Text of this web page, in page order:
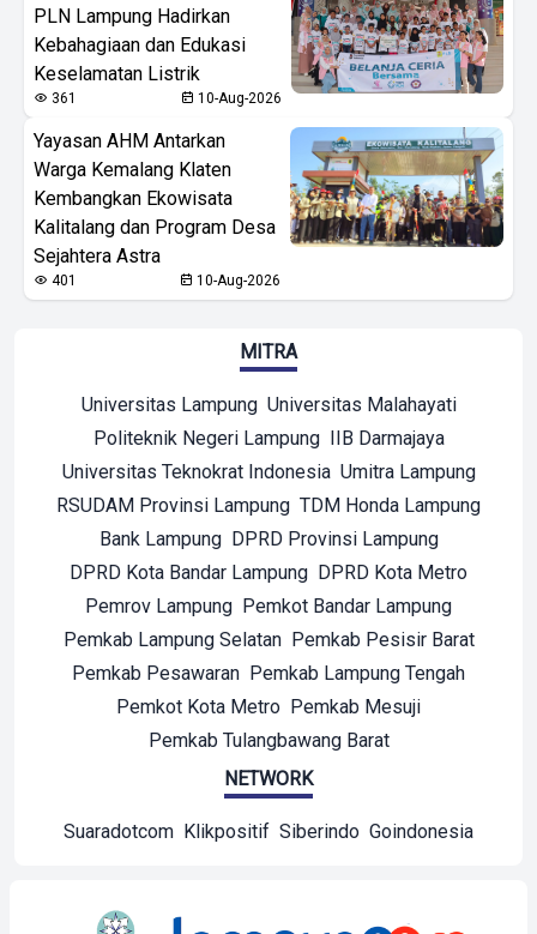
PLN Lampung Hadirkan
Kebahagiaan dan Edukasi
Keselamatan Listrik
361 10-Aug-2026
Yayasan AHM Antarkan
Warga Kemalang Klaten
Kembangkan Ekowisata
Kalitalang dan Program Desa
Sejahtera Astra
401 10-Aug-2026
MITRA
Universitas Lampung Universitas Malahayati
Politeknik Negeri Lampung IIB Darmajaya
Universitas Teknokrat Indonesia Umitra Lampung
RSUDAM Provinsi Lampung TDM Honda Lampung
Bank Lampung DPRD Provinsi Lampung
DPRD Kota Bandar Lampung DPRD Kota Metro
Pemrov Lampung Pemkot Bandar Lampung
Pemkab Lampung Selatan Pemkab Pesisir Barat
Pemkab Pesawaran Pemkab Lampung Tengah
Pemkot Kota Metro Pemkab Mesuji
Pemkab Tulangbawang Barat
NETWORK
Suaradotcom Klikpositif Siberindo Goindonesia